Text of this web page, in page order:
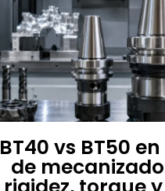
BT40 vs BT50
de